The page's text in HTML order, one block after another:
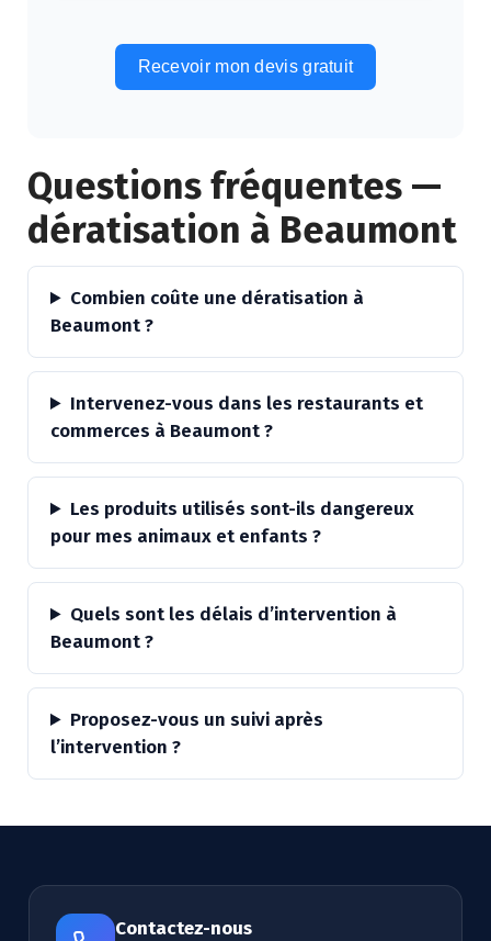
Recevoir mon devis gratuit
Questions fréquentes —
dératisation à Beaumont
Combien coûte une dératisation à
Beaumont ?
Intervenez-vous dans les restaurants et
commerces à Beaumont ?
Les produits utilisés sont-ils dangereux
pour mes animaux et enfants ?
Quels sont les délais d’intervention à
Beaumont ?
Proposez-vous un suivi après
l’intervention ?
Contactez-nous